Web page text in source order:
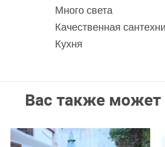
Много света
Качественная
Кухня
Вас также может